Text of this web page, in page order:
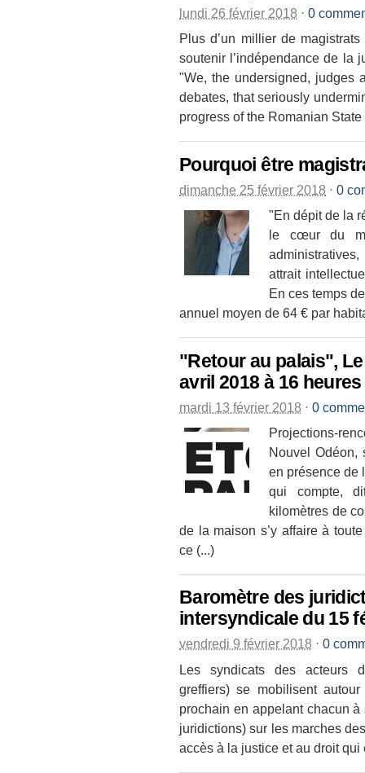
lundi 26 février 2018 ⋅ 0
Plus d’un millier de
soutenir l’indépendance de la
"We, the undersigned, judges
debates, that seriously
progress of the Romanian
Pourquoi être
dimanche 25 février 2018 ⋅ 0
"En dépit de la
le cœur du
attrait
En ces temps
annuel moyen de 64 € par
"Retour au palais",
avril 2018 à 16 heures
mardi 13 février 2018 ⋅ 0
Projections-
Nouvel Odéon,
en présence de
qui compte,
kilomètres de
de la maison s’y affaire à
ce (...)
Baromètre des
intersyndicale du 15
vendredi 9 février 2018 ⋅ 0
Les syndicats des acteurs
greffiers) se mobilisent
prochain en appelant chacun
juridictions) sur les marches
accès à la justice et au droit qui